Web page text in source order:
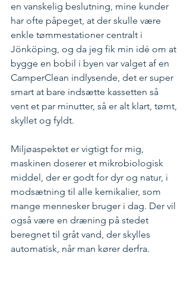
en vanskelig beslutning, mine kunder
har ofte påpeget, at der skulle være
enkle tømmestationer centralt i
Jönköping, og da jeg fik min idé om at
bygge en bobil i byen var valget af en
CamperClean indlysende, det er super
smart at bare indsætte kassetten så
vent et par minutter, så er alt klart, tømt,
skyllet og fyldt.
Miljøaspektet er vigtigt for mig,
maskinen doserer et mikrobiologisk
middel, der er godt for dyr og natur, i
modsætning til alle kemikalier, som
mange mennesker bruger i dag. Der vil
også være en dræning på stedet
beregnet til gråt vand, der skylles
automatisk, når man kører derfra.